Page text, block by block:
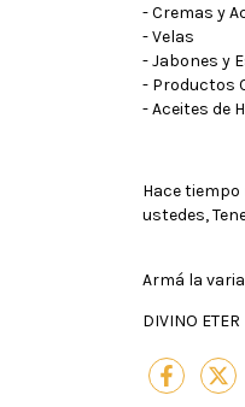
- Cremas y
- Velas
- Jabones y
- Productos
- Aceites de
Hace
ustedes,
Armá la
DIVINO ETER